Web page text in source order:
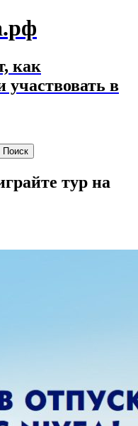
как
участвовать в
тур на